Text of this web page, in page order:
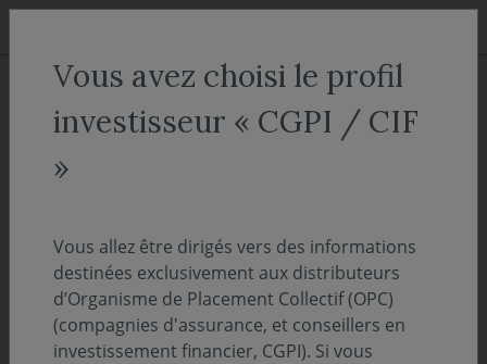
Aller au menu
Aller au contenu
ACCUEIL Nos fonds
Covéa Terra N
ISIN :FR0013480720
Sélectionnez une part
Vous avez choisi le profil
investisseur « CGPI / CIF
»
Vous allez être dirigés vers des informations
destinées exclusivement aux distributeurs
d’Organisme de Placement Collectif (OPC)
(compagnies d'assurance, et conseillers en
investissement financier, CGPI). Si vous